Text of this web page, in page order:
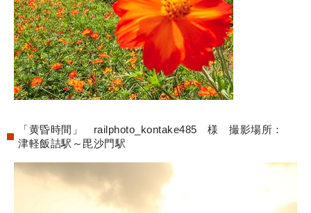
「黄昏時間」 railphoto_kontake485 様 撮影場所：
津軽飯詰駅～毘沙門駅